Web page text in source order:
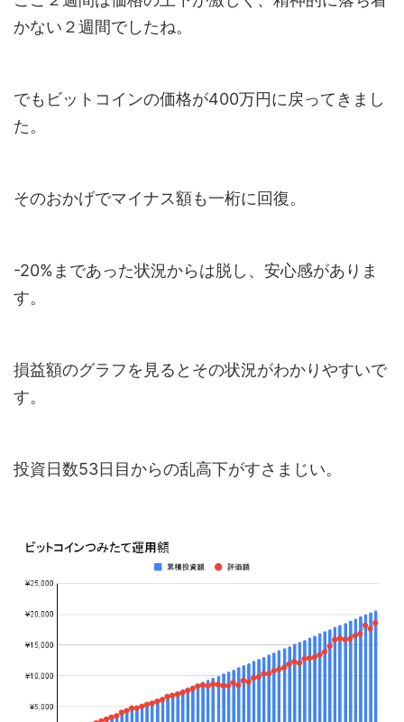
かない２週間でしたね。
でもビットコインの価格が400万円に戻ってきまし
た。
そのおかげでマイナス額も一桁に回復。
-20%まであった状況からは脱し、安心感がありま
す。
損益額のグラフを見るとその状況がわかりやすいで
す。
投資日数53日目からの乱高下がすさまじい。